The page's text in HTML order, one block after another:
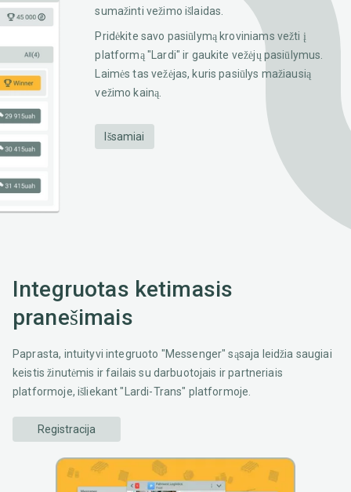
sumažinti vežimo išlaidas.
Pridėkite savo pasiūlymą kroviniams vežti į
platformą "Lardi" ir gaukite vežėjų pasiūlymus.
Laimės tas vežėjas, kuris pasiūlys mažiausią
vežimo kainą.
Išsamiai
Integruotas ketimasis
pranešimais
Paprasta, intuityvi integruoto "Messenger" sąsaja leidžia saugiai
keistis žinutėmis ir failais su darbuotojais ir partneriais
platformoje, išliekant "Lardi-Trans" platformoje.
Registracija